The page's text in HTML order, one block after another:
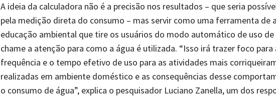
A ideia da calculadora não é a precisão nos resultados – que seria
pela medição direta do consumo – mas servir como uma ferramenta de
educação ambiental que tire os usuários do modo automático de uso de
chame a atenção para como a água é utilizada. “Isso irá trazer foco para
frequência e o tempo efetivo de uso para as atividades mais
realizadas em ambiente doméstico e as consequências desse
o consumo de água”, explica o pesquisador Luciano Zanella, um dos